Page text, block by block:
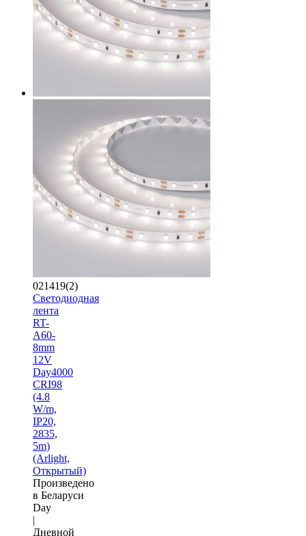
021419(2)
Светодиодная
лента
RT-
A60-
8mm
12V
Day4000
CRI98
(4.8
W/m,
IP20,
2835,
5m)
(Arlight,
Открытый)
Произведено
в Беларуси
Day
|
Дневной